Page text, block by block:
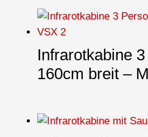
Infrarotkabine
160cm breit –